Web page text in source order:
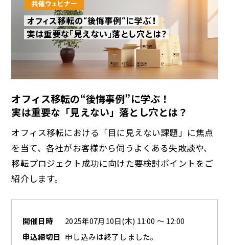
オフィス移転の“後悔事例”に学ぶ！
実は重要な「見えない」落とし穴とは？
オフィス移転における「目に見えない課題」に焦点
を当て、各社がお客様から伺うよくある失敗談や、
移転プロジェクト成功に向けた要検討ポイントをご
紹介します。
開催日時
2025年07月10日(木) 11:00 ～ 12:00
申込締切日 申し込みは終了しました。